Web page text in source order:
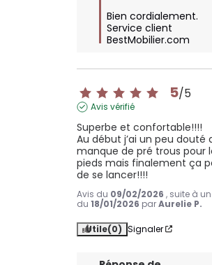
Bien cordialement.
Service client
BestMobilier.com
5/5
Avis vérifié
Superbe et confortable!!!!
Au début j’ai un peu douté
manque de pré trous pour
pieds mais finalement ça
de se lancer!!!!
Avis du 09/02/2026 , suite à
du18/01/2026 parAurelie P.
Utile(0) Signaler